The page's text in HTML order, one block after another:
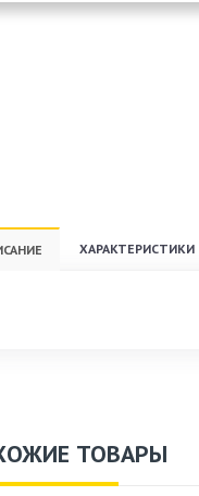
ХАРАКТЕРИСТИКИ
ТОВАРЫ